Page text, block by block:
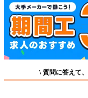
\ 質問に答えて、